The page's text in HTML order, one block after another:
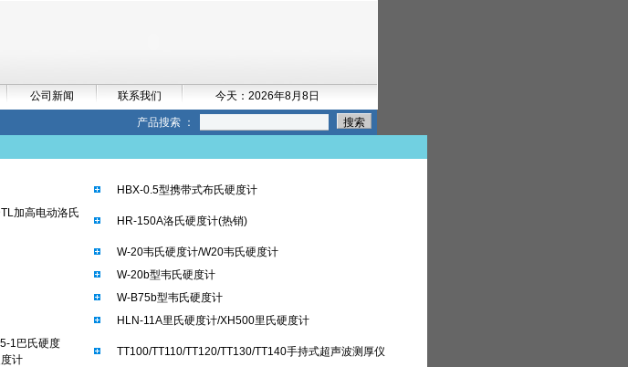
公司新闻 联系我们 今天：2026年8月8日
产品搜索 ：
HBX-0.5型携带式布氏硬度计
加高电动洛氏
HR-150A洛氏硬度计(热销)
W-20韦氏硬度计/W20韦氏硬度计
W-20b型韦氏硬度计
W-B75b型韦氏硬度计
HLN-11A里氏硬度计/XH500里氏硬度计
1巴氏硬度
计
TT100/TT110/TT120/TT130/TT140手持式超声波测厚仪